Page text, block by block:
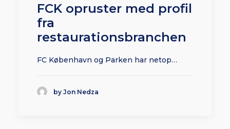
FCK opruster med profil
fra
restaurationsbranchen
FC København og Parken har netop…
by Jon Nedza